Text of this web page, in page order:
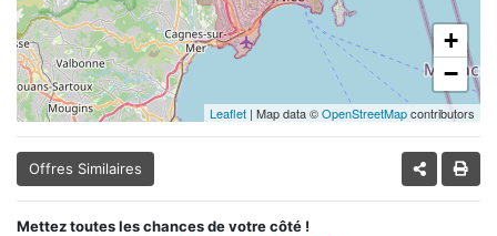
+
−
Leaflet | Map data ©OpenStreetMapcontributors
Offres Similaires
Mettez toutes les chances de votre côté !